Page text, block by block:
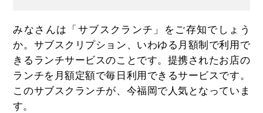
みなさんは「サブスクランチ」をご存知でしょう
か。サブスクリプション、いわゆる月額制で利用で
きるランチサービスのことです。提携されたお店の
ランチを月額定額で毎日利用できるサービスです。
このサブスクランチが、今福岡で人気となっていま
す。